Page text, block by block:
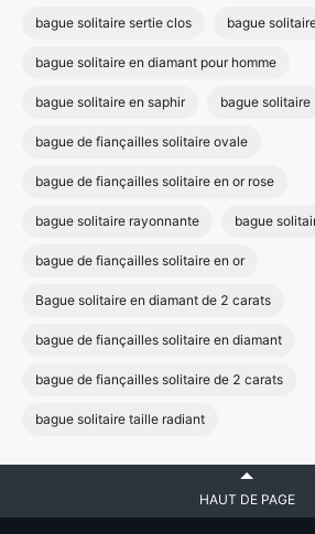
bague solitaire sertie clos bague
bague solitaire en diamant pour homme
bague solitaire en saphir bague solitaire
bague de fiançailles solitaire ovale
bague de fiançailles solitaire en or rose
bague solitaire rayonnante bague
bague de fiançailles solitaire en or
Bague solitaire en diamant de 2 carats
bague de fiançailles solitaire en diamant
bague de fiançailles solitaire de 2 carats
bague solitaire taille radiant
HAUT DE PAGE